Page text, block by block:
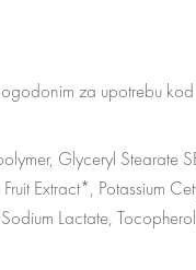
za upotrebu
Glyceryl Stearate
Extract*,
Lactate,